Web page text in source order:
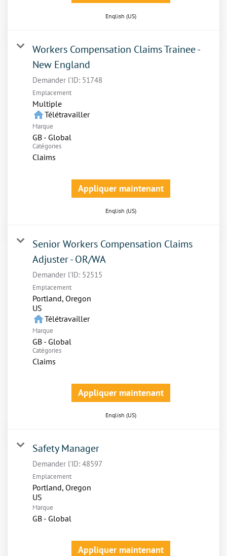
English (US)
Workers Compensation Claims Trainee -
New England
Demander l'ID: 51748
Emplacement
Multiple
homeTélétravailler
Marque
GB - Global
Catégories
Claims
Appliquer maintenant
English (US)
Senior Workers Compensation Claims
Adjuster - OR/WA
Demander l'ID: 52515
Emplacement
Portland, Oregon
homeTélétravailler
Marque
GB - Global
Catégories
Claims
Appliquer maintenant
English (US)
Safety Manager
Demander l'ID: 48597
Emplacement
Portland, Oregon
Marque
GB - Global
Appliquer maintenant